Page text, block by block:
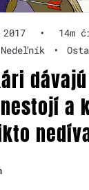
•
14m
Nedeľník •
a